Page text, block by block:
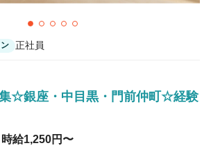
正社員
☆銀座・中目黒・門前仲町☆経験
給1,250円〜